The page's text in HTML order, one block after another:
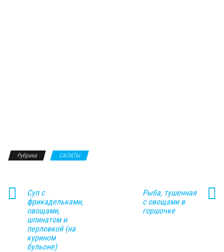
Рубрика САЛАТЫ
Суп с
фрикадельками,
овощами,
шпинатом и
перловкой (на
курином
бульоне)
Рыба, тушенная
с овощами в
горшочке